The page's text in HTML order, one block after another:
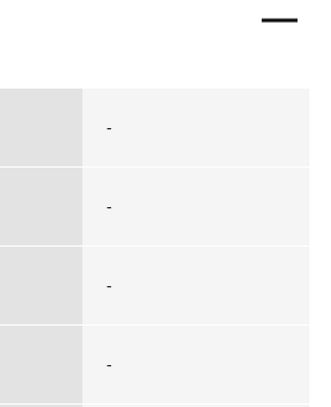
-
-
-
-